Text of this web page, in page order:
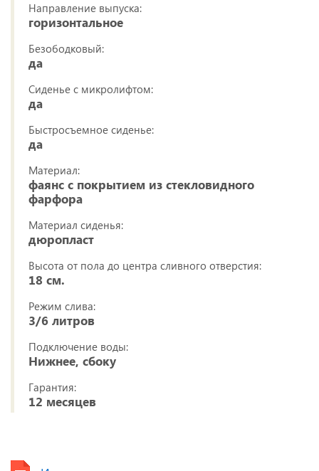
Направление выпуска:
горизонтальное
Безободковый:
да
Сиденье с микролифтом:
да
Быстросъемное сиденье:
да
Материал:
фаянс с покрытием из стекловидного
фарфора
Материал сиденья:
дюропласт
Высота от пола до центра сливного отверстия:
18 см.
Режим слива:
3/6 литров
Подключение воды:
Нижнее, сбоку
Гарантия:
12 месяцев